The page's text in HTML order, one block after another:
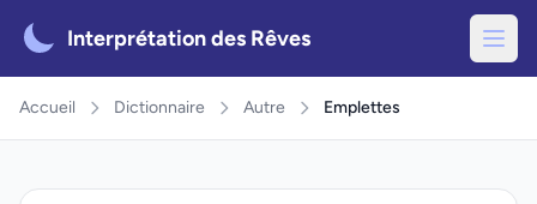
Interprétation des Rêves
Accueil Dictionnaire Autre Emplettes